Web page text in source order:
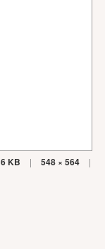
6 KB | 548 × 564 |